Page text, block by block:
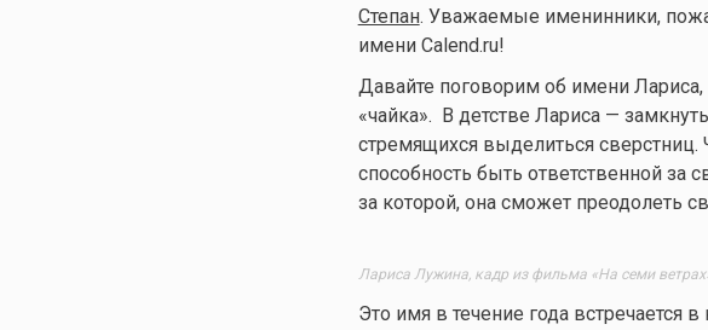
Степан. Уважаемые именинники,
имени Calend.ru!
Давайте поговорим об имени
«чайка». В детстве Лариса —
стремящихся выделиться
способность быть ответственной за
за которой, она сможет преодолеть
Лариса Лужина, кадр из фильма «На семи
Это имя в течение года встречается